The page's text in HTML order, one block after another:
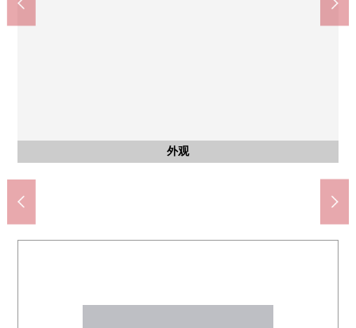
外观
客厅
客厅
厨房
厨房
厨房
洗脸
公共汽车
厕所
门口
收纳
室内
室内
收纳
室内
室内
收纳
室内
室内
收纳
阳台
风景
停车场
共有部分
共有部分
名古屋市立船员小学(约950m)
日比野中学(约990m)